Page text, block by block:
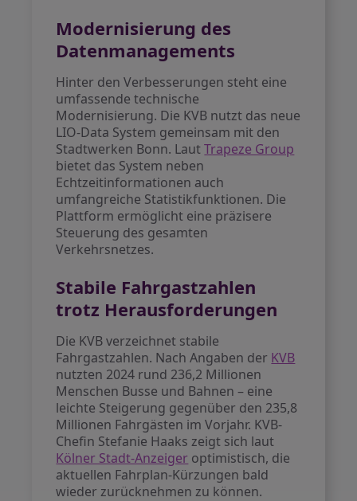
Modernisierung des
Datenmanagements
Hinter den Verbesserungen steht eine
umfassende technische
Modernisierung. Die KVB nutzt das neue
LIO-Data System gemeinsam mit den
Stadtwerken Bonn. LautTrapeze Group
bietet das System neben
Echtzeitinformationen auch
umfangreiche Statistikfunktionen. Die
Plattform ermöglicht eine präzisere
Steuerung des gesamten
Verkehrsnetzes.
Stabile Fahrgastzahlen
trotz Herausforderungen
Die KVB verzeichnet stabile
Fahrgastzahlen. Nach Angaben der KVB
nutzten 2024 rund 236,2 Millionen
Menschen Busse und Bahnen – eine
leichte Steigerung gegenüber den 235,8
Millionen Fahrgästen im Vorjahr. KVB-
Chefin Stefanie Haaks zeigt sich laut
Kölner Stadt-Anzeiger optimistisch, die
aktuellen Fahrplan-Kürzungen bald
wieder zurücknehmen zu können.